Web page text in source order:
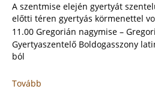
A szentmise elején gyertyát
előtti téren gyertyás körmenettel
11.00 Gregorián nagymise –
Gyertyaszentelő Boldogasszony
ból
Tovább